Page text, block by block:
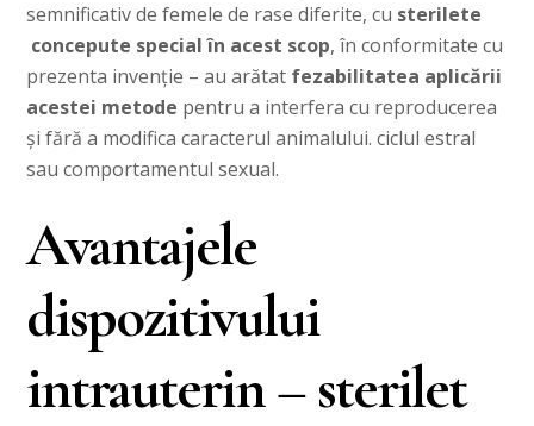
semnificativ de femele de rase diferite, cu sterilete
concepute special în acest scop, în conformitate cu
prezenta invenție – au arătat fezabilitatea aplicării
acestei metode pentru a interfera cu reproducerea
și fără a modifica caracterul animalului. ciclul estral
sau comportamentul sexual.
Avantajele
dispozitivului
intrauterin – sterilet